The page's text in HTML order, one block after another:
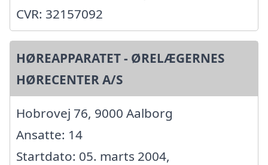
CVR: 32157092
HØREAPPARATET - ØRELÆGERNES
HØRECENTER A/S
Hobrovej 76, 9000 Aalborg
Ansatte: 14
Startdato: 05. marts 2004,